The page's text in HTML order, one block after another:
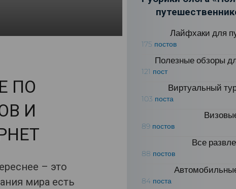
ПО
И
– это
мира есть
Лайфхаки для
175 постов
Полезные обзоры
121 пост
Виртуальный
103 поста
89 постов
Все
88 постов
84 поста